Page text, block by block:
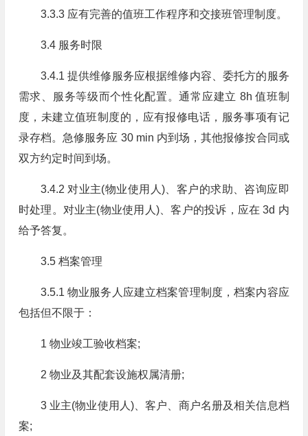
3.3.3 应有完善的值班工作程序和交接班管理制度。
3.4 服务时限
3.4.1 提供维修服务应根据维修内容、委托方的服务
需求、服务等级而个性化配置。通常应建立 8h 值班制
度，未建立值班制度的，应有报修电话，服务事项有记
录存档。急修服务应 30 min 内到场，其他报修按合同或
双方约定时间到场。
3.4.2 对业主(物业使用人)、客户的求助、咨询应即
时处理。对业主(物业使用人)、客户的投诉，应在 3d 内
给予答复。
3.5 档案管理
3.5.1 物业服务人应建立档案管理制度，档案内容应
包括但不限于：
1 物业竣工验收档案;
2 物业及其配套设施权属清册;
3 业主(物业使用人)、客户、商户名册及相关信息档
案;